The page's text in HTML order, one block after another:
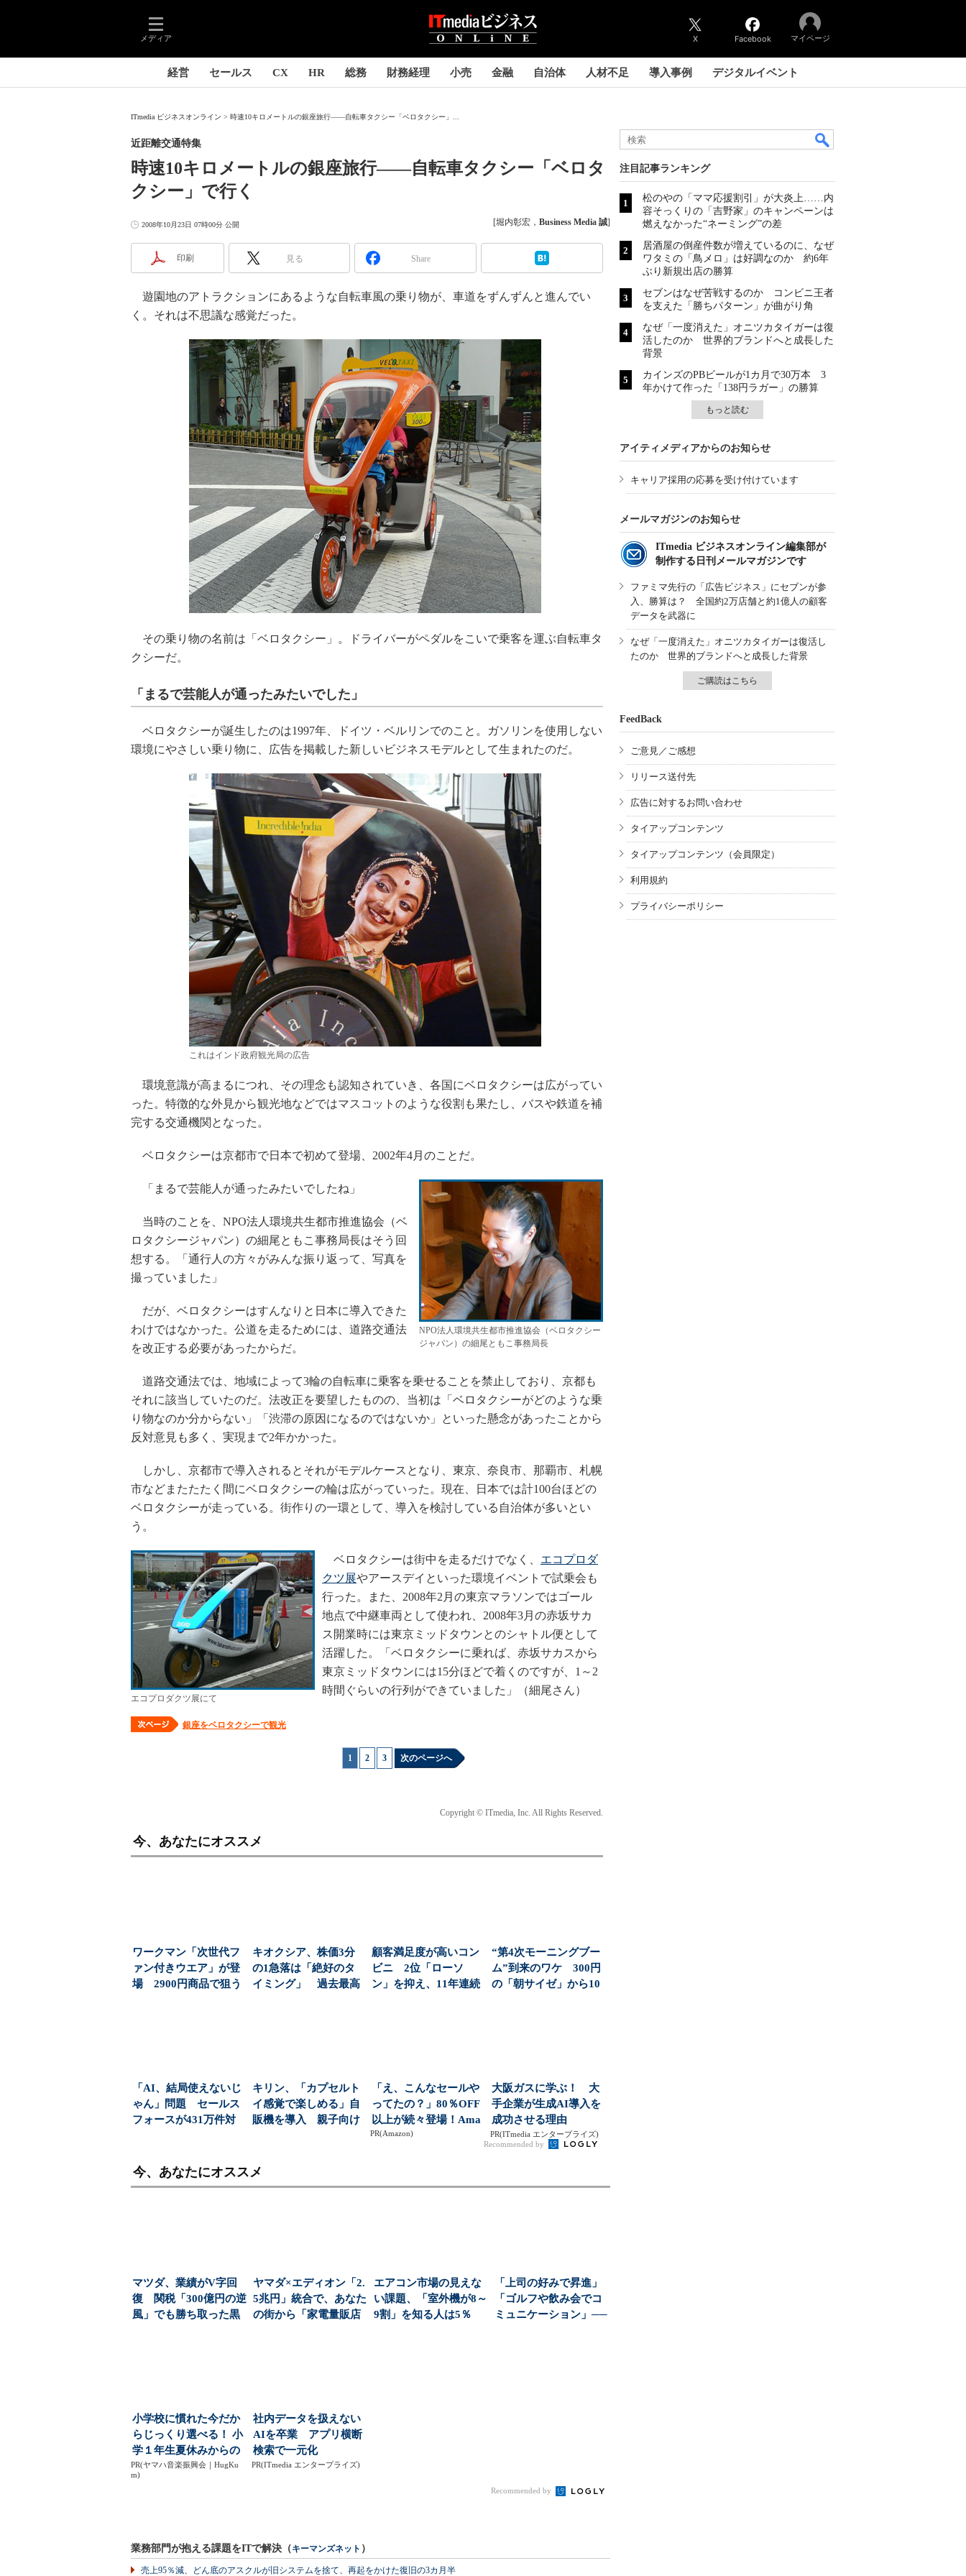
メディア X Facebook マイページ
経営 セールス CX HR 総務 財務経理 小売 金融 自治体 人材不足 導入事例 デジタルイベント
ITmedia ビジネスオンライン 時速10キロメートルの銀座旅行――自転車タクシー「ベロタクシー」...
時速10キロメートルの銀座旅行――自転車タクシー「ベロタ
クシー」で行く
近距離交通特集
2008年10月23日 07時00分 公開 [堀内彰宏， Business Media 誠]
印刷 見る Share
遊園地のアトラクションにあるような自転車風の乗り物が、車道をずんずんと進んでい
く。それは不思議な感覚だった。
その乗り物の名前は「ベロタクシー」。ドライバーがペダルをこいで乗客を運ぶ自転車タ
クシーだ。
「まるで芸能人が通ったみたいでした」
ベロタクシーが誕生したのは1997年、ドイツ・ベルリンでのこと。ガソリンを使用しない
環境にやさしい乗り物に、広告を掲載した新しいビジネスモデルとして生まれたのだ。
これはインド政府観光局の広告
環境意識が高まるにつれ、その理念も認知されていき、各国にベロタクシーは広がってい
った。特徴的な外見から観光地などではマスコットのような役割も果たし、バスや鉄道を補
完する交通機関となった。
ベロタクシーは京都市で日本で初めて登場、2002年4月のことだ。
NPO法人環境共生都市推進協会（ベロタクシー
ジャパン）の細尾ともこ事務局長
「まるで芸能人が通ったみたいでしたね」
当時のことを、NPO法人環境共生都市推進協会（ベ
ロタクシージャパン）の細尾ともこ事務局長はそう回
想する。「通行人の方々がみんな振り返って、写真を
撮っていました」
だが、ベロタクシーはすんなりと日本に導入できた
わけではなかった。公道を走るためには、道路交通法
を改正する必要があったからだ。
道路交通法では、地域によって3輪の自転車に乗客を乗せることを禁止しており、京都も
それに該当していたのだ。法改正を要望したものの、当初は「ベロタクシーがどのような乗
り物なのか分からない」「渋滞の原因になるのではないか」といった懸念があったことから
反対意見も多く、実現まで2年かかった。
しかし、京都市で導入されるとそれがモデルケースとなり、東京、奈良市、那覇市、札幌
市などまたたたく間にベロタクシーの輪は広がっていった。現在、日本では計100台ほどの
ベロタクシーが走っている。街作りの一環として、導入を検討している自治体が多いとい
う。
エコプロダクツ展にて
ベロタクシーは街中を走るだけでなく、 エコプロダ
クツ展やアースデイといった環境イベントで試乗会も
行った。また、2008年2月の東京マラソンではゴール
地点で中継車両として使われ、2008年3月の赤坂サカ
ス開業時には東京ミッドタウンとのシャトル便として
活躍した。「ベロタクシーに乗れば、赤坂サカスから
東京ミッドタウンには15分ほどで着くのですが、1～2
時間ぐらいの行列ができていました」（細尾さん）
銀座をベロタクシーで観光
1 2 3 次のページへ
Copyright © ITmedia, Inc. All Rights Reserved.
今、あなたにオススメ
ワークマン「次世代フ
ァン付きウエア」が登
場 2900円商品で狙う
キオクシア、株価3分
の1急落は「絶好のタ
イミング」 過去最高
顧客満足度が高いコン
ビニ 2位「ローソ
ン」を抑え、11年連続
“第4次モーニングブー
ム”到来のワケ 300円
の「朝サイゼ」から10
「AI、結局使えないじ
ゃん」問題 セールス
フォースが431万件対
キリン、「カプセルト
イ感覚で楽しめる」自
販機を導入 親子向け
「え、こんなセールや
ってたの？」80％OFF
以上が続々登場！Ama
zonの本気が...
PR(Amazon)
大阪ガスに学ぶ！ 大
手企業が生成AI導入を
成功させる理由
PR(ITmedia エンタープライズ)
Recommended by
今、あなたにオススメ
マツダ、業績がV字回
復 関税「300億円の逆
風」でも勝ち取った黒
ヤマダ×エディオン「2.
5兆円」統合で、あなた
の街から「家電量販店
エアコン市場の見えな
い課題、「室外機が8～
9割」を知る人は5％
「上司の好みで昇進」
「ゴルフや飲み会でコ
ミュニケーション」──
小学校に慣れた今だか
らじっくり選べる！ 小
学１年生夏休みからの
「音楽教室」デビュ...
PR(ヤマハ音楽振興会｜HugKu
m)
社内データを扱えない
AIを卒業 アプリ横断
検索で一元化
PR(ITmedia エンタープライズ)
Recommended by
業務部門が抱える課題をITで解決（キーマンズネット ）
売上95％減、どん底のアスクルが旧システムを捨て、再起をかけた復旧の3カ月半
注目記事ランキング
松のやの「ママ応援割引」が大炎上……内
容そっくりの「吉野家」のキャンペーンは
燃えなかった“ネーミング”の差
居酒屋の倒産件数が増えているのに、なぜ
ワタミの「鳥メロ」は好調なのか 約6年
ぶり新規出店の勝算
セブンはなぜ苦戦するのか コンビニ王者
を支えた「勝ちパターン」が曲がり角
なぜ「一度消えた」オニツカタイガーは復
活したのか 世界的ブランドへと成長した
背景
カインズのPBビールが1カ月で30万本 3
年かけて作った「138円ラガー」の勝算
もっと読む
アイティメディアからのお知らせ
キャリア採用の応募を受け付けています
メールマガジンのお知らせ
ITmedia ビジネスオンライン編集部が
制作する日刊メールマガジンです
ファミマ先行の「広告ビジネス」にセブンが参
入、勝算は？ 全国約2万店舗と約1億人の顧客
データを武器に
なぜ「一度消えた」オニツカタイガーは復活し
たのか 世界的ブランドへと成長した背景
ご購読はこちら
FeedBack
ご意見／ご感想
リリース送付先
広告に対するお問い合わせ
タイアップコンテンツ
タイアップコンテンツ（会員限定）
利用規約
プライバシーポリシー